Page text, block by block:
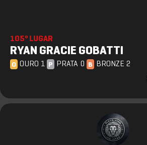
105º LUGAR
RYAN GRACIE GOBATTI
O OURO 1 P PRATA 0 B BRONZE 2